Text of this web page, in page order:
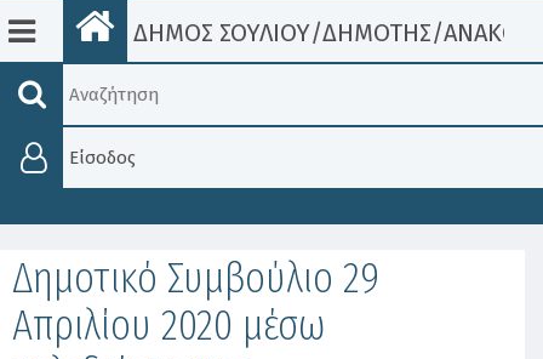
ΔΗΜΟΣ ΣΟΥΛΙΟΥ/ΔΗΜΟΤΗΣ/
Είσοδος
Δημοτικό Συμβούλιο 29
Απριλίου 2020 μέσω